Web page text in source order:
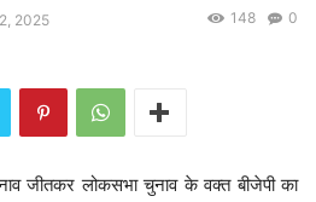
2025 0
148
जीतकर लोकसभा चुनाव के वक्त बीजेपी का